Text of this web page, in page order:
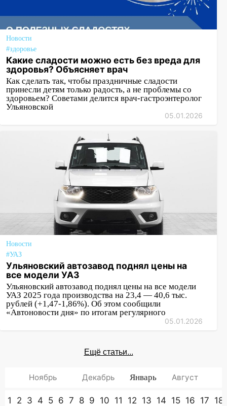
Новости
#здоровье
Какие сладости можно есть без вреда для
здоровья? Объясняет врач
Как сделать так, чтобы праздничные сладости
принесли детям только радость, а не проблемы со
здоровьем? Советами делится врач-гастроэнтеролог
Ульяновской
05.01.2026
Новости
#УАЗ
Ульяновский автозавод поднял цены на
все модели УАЗ
Ульяновский автозавод поднял цены на все модели
УАЗ 2025 года производства на 23,4 — 40,6 тыс.
рублей (+1,47-1,86%). Об этом сообщили
«Автоновости дня» по итогам регулярного
05.01.2026
Ещё статьи...
Ноябрь Декабрь Январь Август
1 2 3 4 5 6 7 8 9 10 11 12 13 14 15 16 17 18